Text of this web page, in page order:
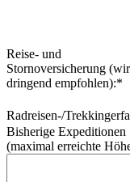
Reise- und
Stornoversicherung
dringend empfohlen):*
Radreisen-/
Bisherige Expeditionen
(maximal erreichte